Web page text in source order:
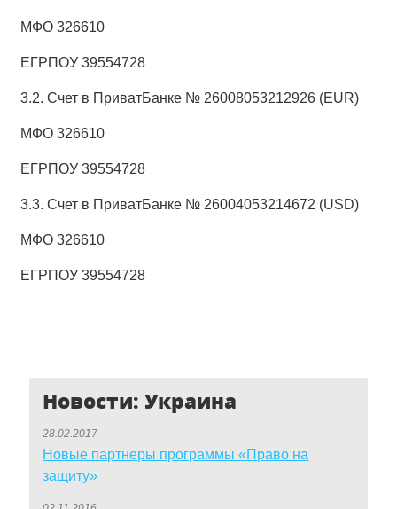
МФО 326610
ЕГРПОУ 39554728
3.2. Счет в ПриватБанке № 26008053212926 (EUR)
МФО 326610
ЕГРПОУ 39554728
3.3. Счет в ПриватБанке № 26004053214672 (USD)
МФО 326610
ЕГРПОУ 39554728
Новости: Украина
28.02.2017
Новые партнеры программы «Право на
защиту»